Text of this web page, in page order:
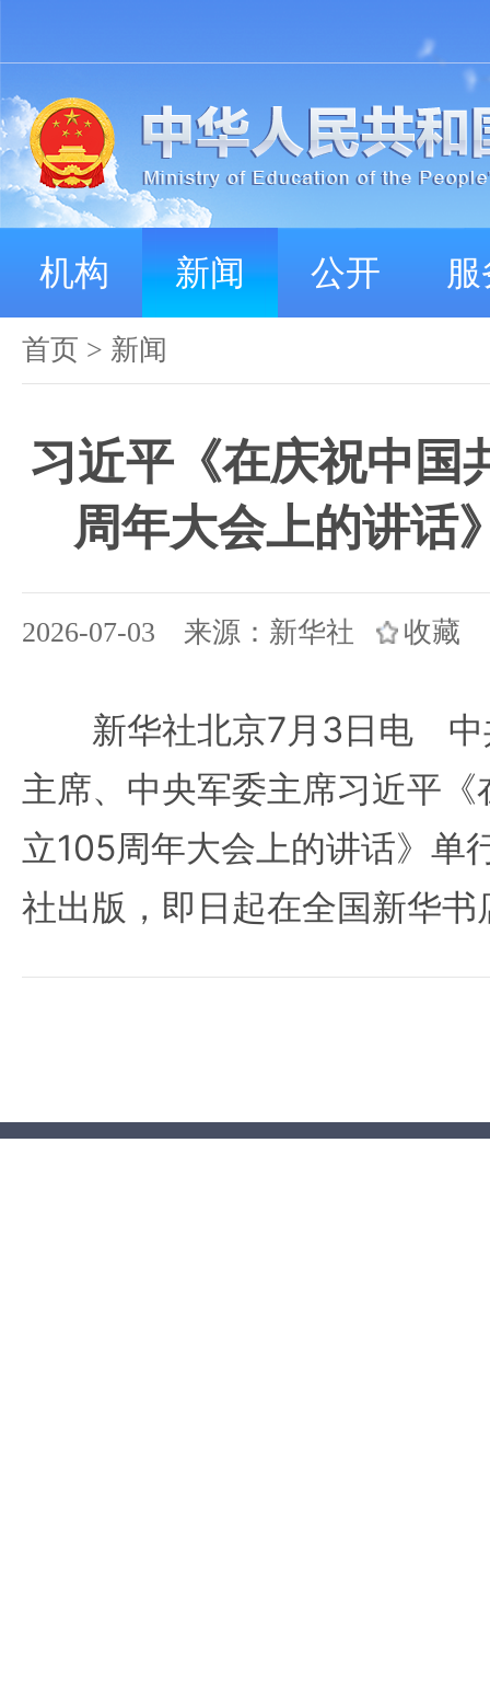
机构 新闻 公开
首页 > 新闻
习近平《在庆祝中国
周年大会上的讲话
2026-07-03 来源：新华社 收藏
新华社北京7月3日电 中
主席、中央军委主席习近平
立105周年大会上的讲话》单
社出版，即日起在全国新华书